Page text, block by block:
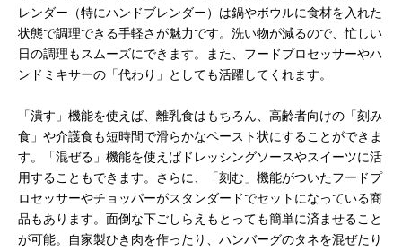
レンダー（特にハンドブレンダー）は鍋やボウルに食材を入れた
状態で調理できる手軽さが魅力です。洗い物が減るので、忙しい
日の調理もスムーズにできます。また、フードプロセッサーやハ
ンドミキサーの「代わり」としても活躍してくれます。
「潰す」機能を使えば、離乳食はもちろん、高齢者向けの「刻み
食」や介護食も短時間で滑らかなペースト状にすることができま
す。「混ぜる」機能を使えばドレッシングソースやスイーツに活
用することもできます。さらに、「刻む」機能がついたフードプ
ロセッサーやチョッパーがスタンダードでセットになっている商
品もあります。面倒な下ごしらえもとっても簡単に済ませること
が可能。自家製ひき肉を作ったり、ハンバーグのタネを混ぜたり